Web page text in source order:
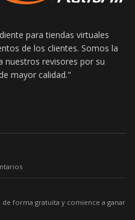
para tiendas virtuales
de los clientes. Somos la
nuestros revisores por su
mayor calidad."
de forma gratuita y comience a ganar